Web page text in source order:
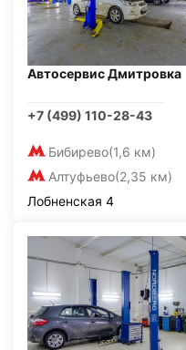
Автосервис Дмитровка
+7 (499) 110-28-43
Бибирево(1,6 км)
Алтуфьево(2,35 км)
Лобненская 4